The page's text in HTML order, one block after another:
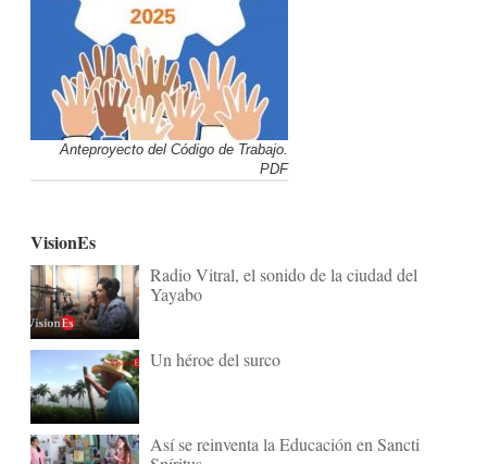
Anteproyecto del Código de Trabajo.
PDF
VisionEs
Radio Vitral, el sonido de la ciudad del
Yayabo
Un héroe del surco
Así se reinventa la Educación en Sancti